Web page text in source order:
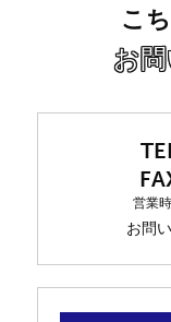
こ
お
営業
お問